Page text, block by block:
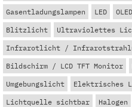
Gasentladungslampen
LED OLED
Blitzlicht
Ultraviolettes
Infrarotlicht /
Bildschirm / LCD TFT Monitor
Umgebungslicht
Elektrisches
Lichtquelle sichtbar
Halogen